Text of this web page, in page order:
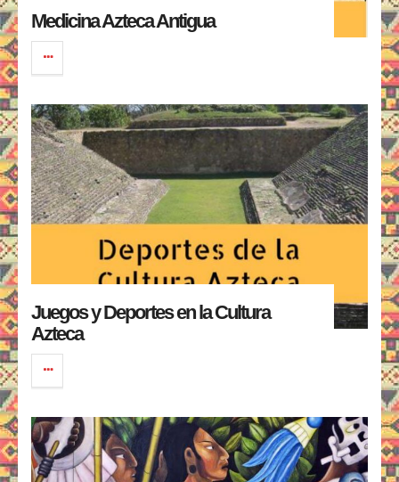
Medicina Azteca Antigua
Juegos y Deportes en la Cultura
Azteca